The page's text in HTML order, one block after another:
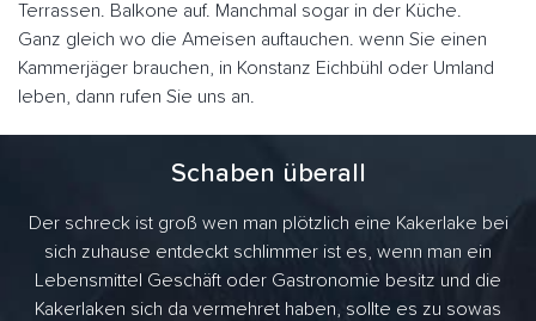
Terrassen. Balkone auf. Manchmal sogar in der Küche.
Ganz gleich wo die Ameisen auftauchen. wenn Sie einen
Kammerjäger brauchen, in Konstanz Eichbühl oder Umland
leben, dann rufen Sie uns an.
Schaben überall
Der schreck ist groß wen man plötzlich eine Kakerlake bei
sich zuhause entdeckt schlimmer ist es, wenn man ein
Lebensmittel Geschäft oder Gastronomie besitz und die
Kakerlaken sich da vermehret haben, sollte es zu sowas